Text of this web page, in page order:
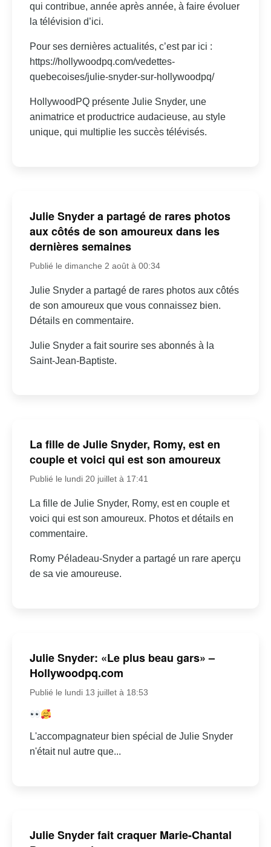
qui contribue, année après année, à faire évoluer
la télévision d’ici.
Pour ses dernières actualités, c’est par ici :
https://hollywoodpq.com/vedettes-
quebecoises/julie-snyder-sur-hollywoodpq/
HollywoodPQ présente Julie Snyder, une
animatrice et productrice audacieuse, au style
unique, qui multiplie les succès télévisés.
Julie Snyder a partagé de rares photos
aux côtés de son amoureux dans les
dernières semaines
Publié le dimanche 2 août à 00:34
Julie Snyder a partagé de rares photos aux côtés
de son amoureux que vous connaissez bien.
Détails en commentaire.
Julie Snyder a fait sourire ses abonnés à la
Saint-Jean-Baptiste.
La fille de Julie Snyder, Romy, est en
couple et voici qui est son amoureux
Publié le lundi 20 juillet à 17:41
La fille de Julie Snyder, Romy, est en couple et
voici qui est son amoureux. Photos et détails en
commentaire.
Romy Péladeau-Snyder a partagé un rare aperçu
de sa vie amoureuse.
Julie Snyder: «Le plus beau gars» –
Hollywoodpq.com
Publié le lundi 13 juillet à 18:53
L'accompagnateur bien spécial de Julie Snyder
n'était nul autre que...
Julie Snyder fait craquer Marie-Chantal